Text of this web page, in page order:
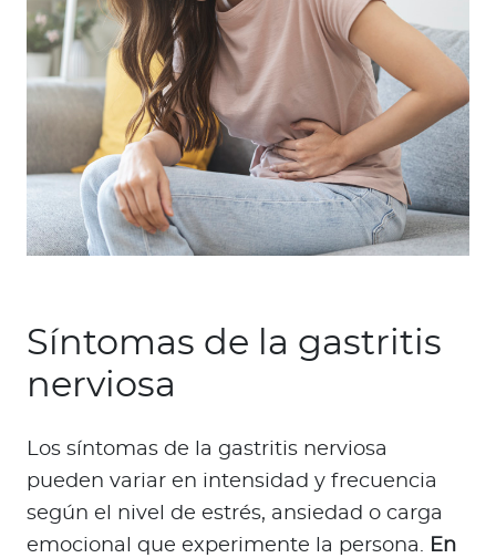
Síntomas de la gastritis
nerviosa
Los síntomas de la gastritis nerviosa
pueden variar en intensidad y frecuencia
según el nivel de estrés, ansiedad o carga
emocional que experimente la persona. En